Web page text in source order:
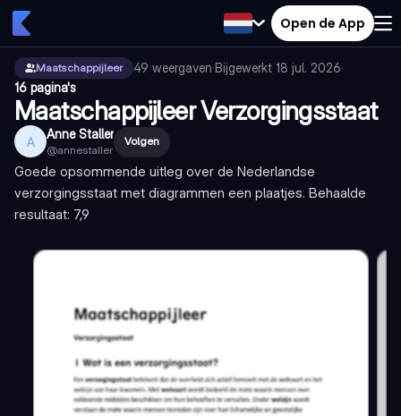
Open de App
Maatschappijleer 49 weergaven·Bijgewerkt 18 jul. 2026·
16 pagina's
Maatschappijleer Verzorgingsstaat
A Anne Staller
@annestaller
Volgen
Goede opsommende uitleg over de Nederlandse
verzorgingsstaat met diagrammen een plaatjes. Behaalde
resultaat: 7,9